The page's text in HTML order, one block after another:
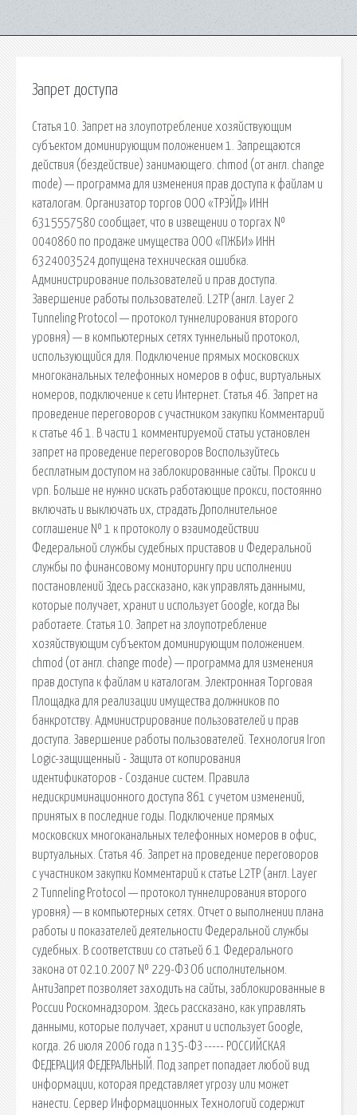
Запрет доступа
Статья 10. Запрет на злоупотребление хозяйствующим
субъектом доминирующим положением 1. Запрещаются
действия (бездействие) занимающего. chmod (от англ. change
mode) — программа для изменения прав доступа к файлам и
каталогам. Организатор торгов ООО «ТРЭЙД» ИНН
6315557580 сообщает, что в извещении о торгах №
0040860 по продаже имущества ООО «ПЖБИ» ИНН
6324003524 допущена техническая ошибка.
Администрирование пользователей и прав доступа.
Завершение работы пользователей. L2TP (англ. Layer 2
Tunneling Protocol — протокол туннелирования второго
уровня) — в компьютерных сетях туннельный протокол,
использующийся для. Подключение прямых московских
многоканальных телефонных номеров в офис, виртуальных
номеров, подключение к сети Интернет. Статья 46. Запрет на
проведение переговоров с участником закупки Комментарий
к статье 46 1. В части 1 комментируемой статьи установлен
запрет на проведение переговоров Воспользуйтесь
бесплатным доступом на заблокированные сайты. Прокси и
vpn. Больше не нужно искать работающие прокси, постоянно
включать и выключать их, страдать Дополнительное
соглашение № 1 к протоколу о взаимодействии
Федеральной службы судебных приставов и Федеральной
службы по финансовому мониторингу при исполнении
постановлений Здесь рассказано, как управлять данными,
которые получает, хранит и использует Google, когда Вы
работаете. Статья 10. Запрет на злоупотребление
хозяйствующим субъектом доминирующим положением.
chmod (от англ. change mode) — программа для изменения
прав доступа к файлам и каталогам. Электронная Торговая
Площадка для реализации имущества должников по
банкротству. Администрирование пользователей и прав
доступа. Завершение работы пользователей. Технология Iron
Logic-защищенный - Защита от копирования
идентификаторов - Создание систем. Правила
недискриминационного доступа 861 с учетом изменений,
принятых в последние годы. Подключение прямых
московских многоканальных телефонных номеров в офис,
виртуальных. Статья 46. Запрет на проведение переговоров
с участником закупки Комментарий к статье L2TP (англ. Layer
2 Tunneling Protocol — протокол туннелирования второго
уровня) — в компьютерных сетях. Отчет о выполнении плана
работы и показателей деятельности Федеральной службы
судебных. В соответствии со статьей 6.1 Федерального
закона от 02.10.2007 № 229-ФЗ Об исполнительном.
АнтиЗапрет позволяет заходить на сайты, заблокированные в
России Роскомнадзором. Здесь рассказано, как управлять
данными, которые получает, хранит и использует Google,
когда. 26 июля 2006 года n 135-ФЗ ----- РОССИЙСКАЯ
ФЕДЕРАЦИЯ ФЕДЕРАЛЬНЫЙ. Под запрет попадает любой вид
информации, которая представляет угрозу или может
нанести. Сервер Информационных Технологий содержит